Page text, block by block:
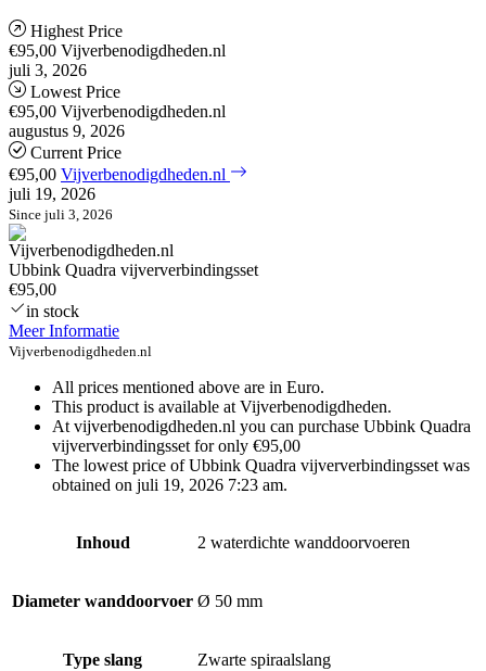
Highest Price
€95,00 Vijverbenodigdheden.nl
juli 3, 2026
Lowest Price
€95,00 Vijverbenodigdheden.nl
augustus 9, 2026
Current Price
€95,00 Vijverbenodigdheden.nl
juli 19, 2026
Since juli 3, 2026
Ubbink Quadra vijververbindingsset
€95,00
in stock
Meer Informatie
Vijverbenodigdheden.nl
All prices mentioned above are in Euro.
This product is available at Vijverbenodigdheden.
At vijverbenodigdheden.nl you can purchase Ubbink Quadra
vijververbindingsset for only €95,00
The lowest price of Ubbink Quadra vijververbindingsset was
obtained on juli 19, 2026 7:23 am.
Inhoud 2 waterdichte wanddoorvoeren
Diameter wanddoorvoer Ø 50 mm
Type slang Zwarte spiraalslang